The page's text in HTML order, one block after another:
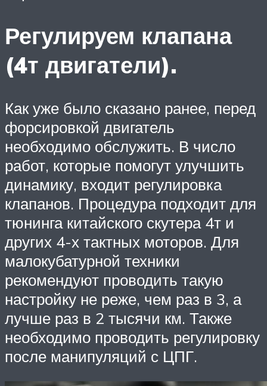
Регулируем клапана
(4т двигатели).
Как уже было сказано ранее, перед
форсировкой двигатель
необходимо обслужить. В число
работ, которые помогут улучшить
динамику, входит регулировка
клапанов. Процедура подходит для
тюнинга китайского скутера 4т и
других 4-х тактных моторов. Для
малокубатурной техники
рекомендуют проводить такую
настройку не реже, чем раз в 3, а
лучше раз в 2 тысячи км. Также
необходимо проводить регулировку
после манипуляций с ЦПГ.